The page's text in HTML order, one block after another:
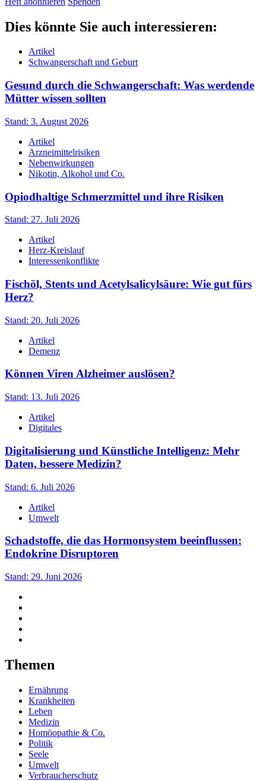
Dies könnte Sie auch interessieren:
Artikel
Schwangerschaft und Geburt
Gesund durch die Schwangerschaft: Was werdende
Mütter wissen sollten
Stand: 3. August 2026
Artikel
Arzneimittelrisiken
Nebenwirkungen
Nikotin, Alkohol und Co.
Opiodhaltige Schmerzmittel und ihre Risiken
Stand: 27. Juli 2026
Artikel
Herz-Kreislauf
Interessenkonflikte
Fischöl, Stents und Acetylsalicylsäure: Wie gut fürs
Herz?
Stand: 20. Juli 2026
Artikel
Demenz
Können Viren Alzheimer auslösen?
Stand: 13. Juli 2026
Artikel
Digitales
Digitalisierung und Künstliche Intelligenz: Mehr
Daten, bessere Medizin?
Stand: 6. Juli 2026
Artikel
Umwelt
Schadstoffe, die das Hormonsystem beeinflussen:
Endokrine Disruptoren
Stand: 29. Juni 2026
Themen
Ernährung
Krankheiten
Leben
Medizin
Homöopathie & Co.
Politik
Seele
Umwelt
Verbraucherschutz